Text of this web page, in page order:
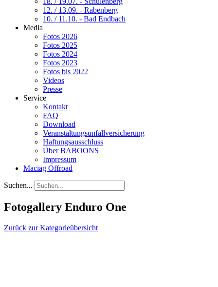
12. / 13.09. - Rabenberg
10. / 11.10. - Bad Endbach
Media
Fotos 2026
Fotos 2025
Fotos 2024
Fotos 2023
Fotos bis 2022
Videos
Presse
Service
Kontakt
FAQ
Download
Veranstaltungsunfallversicherung
Haftungsausschluss
Über BABOONS
Impressum
Maciag Offroad
Suchen...
Fotogallery Enduro One
Zurück zur Kategorieübersicht